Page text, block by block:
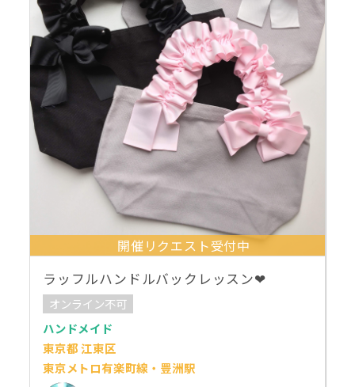
開催リクエスト受付中
ラッフルハンドルバックレッスン❤︎
オンライン不可
ハンドメイド
東京都 江東区
東京メトロ有楽町線・豊洲駅